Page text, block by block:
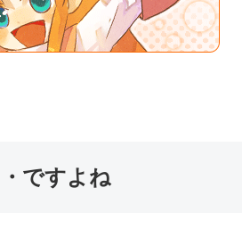
ですよね